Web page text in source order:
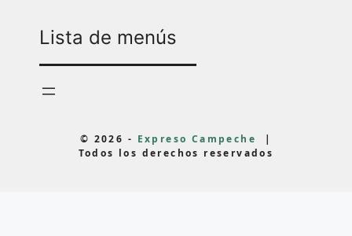
Lista de menús
© 2026 - Expreso Campeche
|
Todos los derechos reservados